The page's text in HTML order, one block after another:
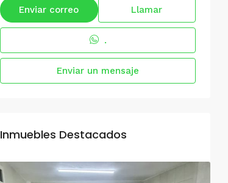
Enviar correo Llamar
.
Enviar un mensaje
Inmuebles Destacados